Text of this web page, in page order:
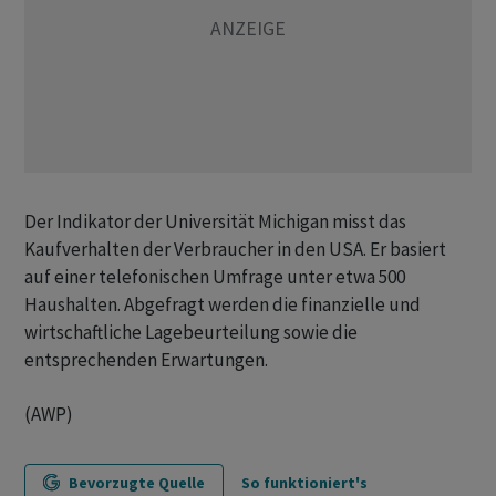
Der Indikator der Universität Michigan misst das
Kaufverhalten der Verbraucher in den USA. Er basiert
auf einer telefonischen Umfrage unter etwa 500
Haushalten. Abgefragt werden die finanzielle und
wirtschaftliche Lagebeurteilung sowie die
entsprechenden Erwartungen.
(AWP)
Bevorzugte Quelle So funktioniert's